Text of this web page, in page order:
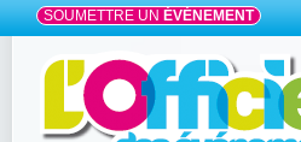
SOUMETTRE UN ÉVÉNEMENT